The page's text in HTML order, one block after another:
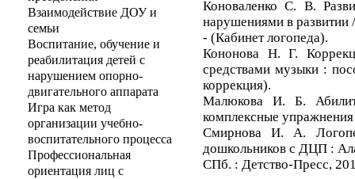
Взаимодействие ДОУ и
семьи
Воспитание, обучение и
реабилитация детей с
нарушением опорно-
двигательного аппарата
Игра как метод
организации учебно-
воспитательного процесса
Профессиональная
ориентация лиц с
Коноваленко С. В.
нарушениями в
- (Кабинет логопеда).
Кононова Н. Г.
средствами музыки :
коррекция).
Малюкова И. Б.
комплексные
Смирнова И. А.
дошкольников с ДЦП :
СПб. : Детство-Пресс,